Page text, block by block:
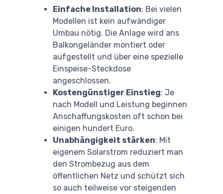
Einfache Installation: Bei vielen
Modellen ist kein aufwändiger
Umbau nötig. Die Anlage wird ans
Balkongeländer montiert oder
aufgestellt und über eine spezielle
Einspeise-Steckdose
angeschlossen.
Kostengünstiger Einstieg: Je
nach Modell und Leistung beginnen
Anschaffungskosten oft schon bei
einigen hundert Euro.
Unabhängigkeit stärken: Mit
eigenem Solarstrom reduziert man
den Strombezug aus dem
öffentlichen Netz und schützt sich
so auch teilweise vor steigenden